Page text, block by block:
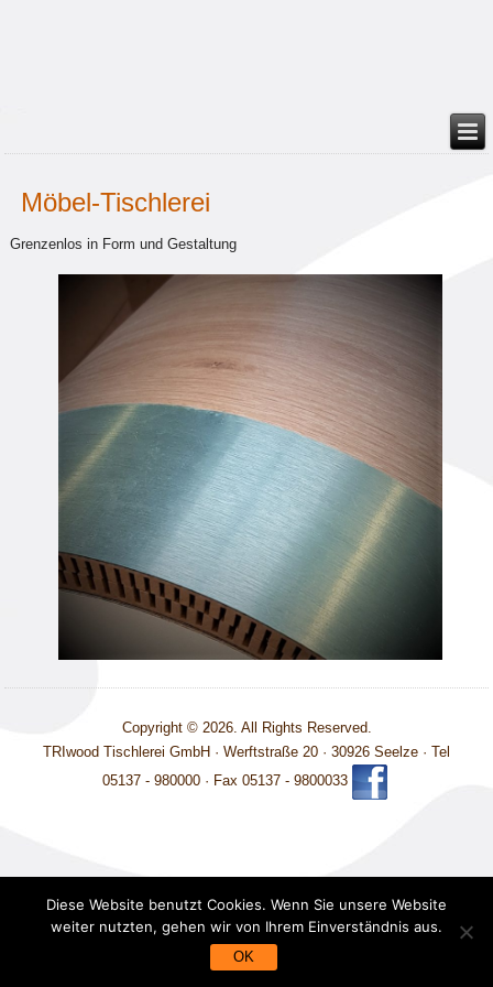
Möbel-Tischlerei
Grenzenlos in Form und Gestaltung
Copyright © 2026. All Rights Reserved.
TRIwood Tischlerei GmbH · Werftstraße 20 · 30926 Seelze · Tel
05137 - 980000 · Fax 05137 - 9800033
Diese Website benutzt Cookies. Wenn Sie unsere Website
weiter nutzten, gehen wir von Ihrem Einverständnis aus.
OK